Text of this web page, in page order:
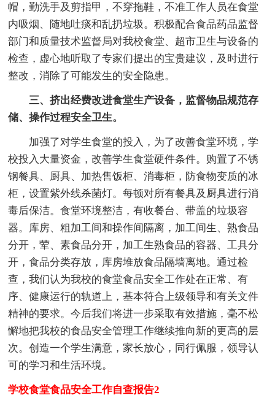
帽，勤洗手及剪指甲，不穿拖鞋，不准工作人员在食堂
内吸烟、随地吐痰和乱扔垃圾。积极配合食品药品监督
部门和质量技术监督局对我校食堂、超市卫生与设备的
检查，虚心地听取了专家们提出的宝贵建议，及时进行
整改，消除了可能发生的安全隐患。
三、挤出经费改进食堂生产设备，监督物品规范存
储、操作过程安全卫生。
加强了对学生食堂的投入，为了改善食堂环境，学
校投入大量资金，改善学生食堂硬件条件。购置了不锈
钢餐具、厨具、加热售饭柜、消毒柜，防食物变质的冰
柜，设置紫外线杀菌灯。每顿对所有餐具及厨具进行消
毒后保洁。食堂环境整洁，有收餐台、带盖的垃圾容
器。库房、粗加工间和操作间隔离，加工间生、熟食品
分开，荤、素食品分开，加工生熟食品的容器、工具分
开，食品分类存放，库房堆放食品隔墙离地。通过检
查，我们认为我校的食堂食品安全工作处在正常、有
序、健康运行的轨道上，基本符合上级领导和有关文件
精神的要求。今后我们将进一步采取有效措施，毫不松
懈地把我校的食品安全管理工作继续推向新的更高的层
次。创造一个学生满意，家长放心，同行佩服，领导认
可的学习和生活环境。
学校食堂食品安全工作自查报告2